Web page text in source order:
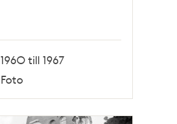
1960 till 1967
Foto